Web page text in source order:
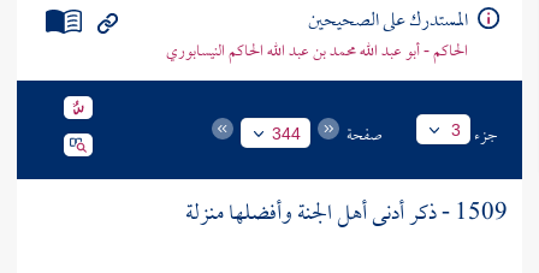
المستدرك على الصحيحين
الحاكم - أبو عبد الله محمد بن عبد الله الحاكم النيسابوري
جزء 3 صفحة 344
1509 - ذكر أدنى أهل الجنة وأفضلها منزلة